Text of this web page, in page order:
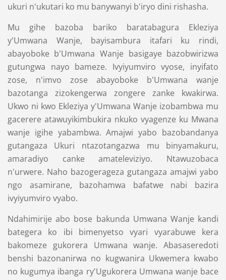
ukuri n'ukutari ko mu banywanyi b'iryo dini rishasha.
Mu gihe bazoba bariko baratabagura Ekleziya
y'Umwana Wanje, bayisambura itafari ku rindi,
abayoboke b'Umwana Wanje basigaye bazobwirizwa
gutungwa nayo bameze. Ivyiyumviro vyose, inyifato
zose, n'imvo zose abayoboke b'Umwana wanje
bazotanga zizokengerwa zongere zanke kwakirwa.
Ukwo ni kwo Ekleziya y'Umwana Wanje izobambwa mu
gacerere atawuyikimbukira nkuko vyagenze ku Mwana
wanje igihe yabambwa. Amajwi yabo bazobandanya
gutangaza Ukuri ntazotangazwa mu binyamakuru,
amaradiyo canke amateleviziyo. Ntawuzobaca
n'urwere. Naho bazogerageza gutangaza amajwi yabo
ngo asamirane, bazohamwa bafatwe nabi bazira
ivyiyumviro vyabo.
Ndahimirije abo bose bakunda Umwana Wanje kandi
bategera ko ibi bimenyetso vyari vyarabuwe kera
bakomeze gukorera Umwana wanje. Abasaseredoti
benshi bazonanirwa no kugwanira Ukwemera kwabo
no kugumya ibanga ry'Ugukorera Umwana wanje bace